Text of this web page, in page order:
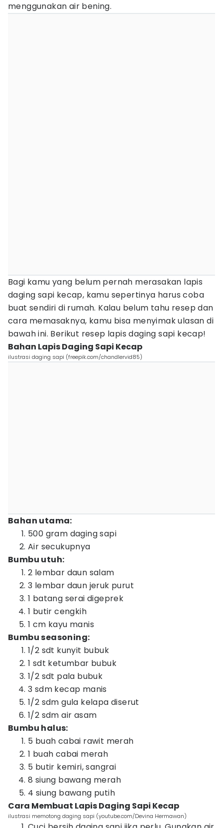
menggunakan air bening.
Bagi kamu yang belum pernah merasakan lapis
daging sapi kecap, kamu sepertinya harus coba
buat sendiri di rumah. Kalau belum tahu resep dan
cara memasaknya, kamu bisa menyimak ulasan di
bawah ini. Berikut resep lapis daging sapi kecap!
Bahan Lapis Daging Sapi Kecap
ilustrasi daging sapi (freepik.com/chandlervid85)
Bahan utama:
500 gram daging sapi
Air secukupnya
Bumbu utuh:
2 lembar daun salam
3 lembar daun jeruk purut
1 batang serai digeprek
1 butir cengkih
1 cm kayu manis
Bumbu seasoning:
1/2 sdt kunyit bubuk
1 sdt ketumbar bubuk
1/2 sdt pala bubuk
3 sdm kecap manis
1/2 sdm gula kelapa diserut
1/2 sdm air asam
Bumbu halus:
5 buah cabai rawit merah
1 buah cabai merah
5 butir kemiri, sangrai
8 siung bawang merah
4 siung bawang putih
Cara Membuat Lapis Daging Sapi Kecap
ilustrasi memotong daging sapi (youtube.com/Devina Hermawan)